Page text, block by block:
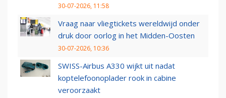
30-07-2026, 11:58
Vraag naar vliegtickets wereldwijd onder
druk door oorlog in het Midden-Oosten
30-07-2026, 10:36
SWISS-Airbus A330 wijkt uit nadat
koptelefoonoplader rook in cabine
veroorzaakt